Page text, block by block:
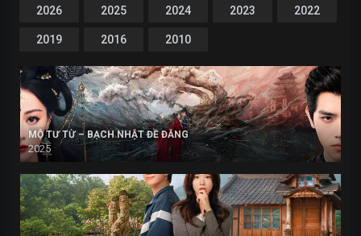
2026 2025 2024 2023 2022
2019 2016 2010
MỘ TƯ TỪ – BẠCH NHẬT ĐỀ ĐĂNG
2025